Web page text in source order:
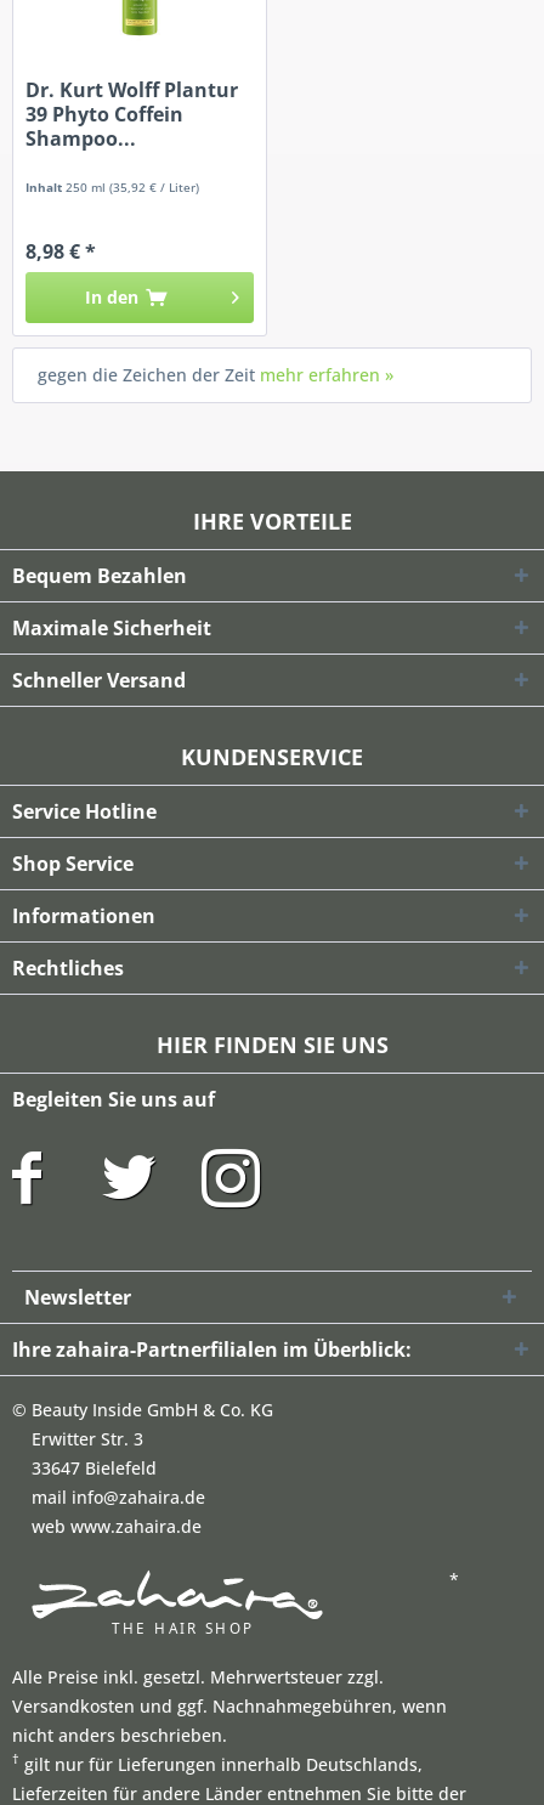
Dr. Kurt Wolff Plantur
39 Phyto Coffein
Shampoo...
Inhalt250 ml(35,92 € / Liter)
8,98 € *
In den
gegen die Zeichen der Zeit mehr erfahren »
IHRE VORTEILE
Bequem Bezahlen
Maximale Sicherheit
Schneller Versand
KUNDENSERVICE
Service Hotline
Shop Service
Informationen
Rechtliches
HIER FINDEN SIE UNS
Begleiten Sie uns auf
Newsletter
Ihre zahaira-Partnerfilialen im Überblick:
© Beauty Inside GmbH & Co. KG
Erwitter Str. 3
33647 Bielefeld
mail info@zahaira.de
web www.zahaira.de
*
Alle Preise inkl. gesetzl. Mehrwertsteuer zzgl.
Versandkosten und ggf. Nachnahmegebühren, wenn
nicht anders beschrieben.
† gilt nur für Lieferungen innerhalb Deutschlands,
Lieferzeiten für andere Länder entnehmen Sie bitte der